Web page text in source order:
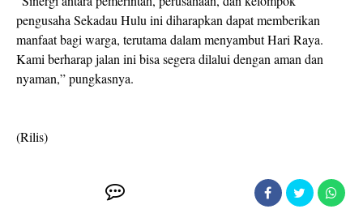
pengusaha Sekadau Hulu ini diharapkan dapat memberikan
manfaat bagi warga, terutama dalam menyambut Hari Raya.
Kami berharap jalan ini bisa segera dilalui dengan aman dan
nyaman,” pungkasnya.
(Rilis)